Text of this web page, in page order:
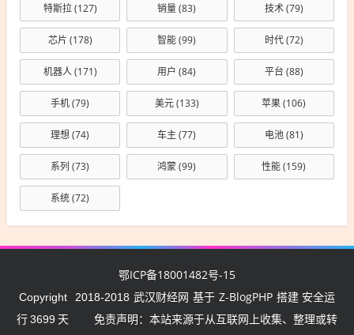
特斯拉(127) 销量(83) 技术(79)
芯片 (178) 智能(99) 时代(72)
机器人(171) 用户 (84) 平台 (88)
手机(79) 美元(133) 苹果(106)
理想(74) 车主 (77) 电池(81)
系列 (73) 鸿蒙(99) 性能(159)
系统(72)
鄂ICP备18001482号-15
Copyright 2018-2018 武汉财经网 基于 Z-BlogPHP 搭建 安全运
行3699 天 免责声明：本站来源于从互联网上收集、整理或转